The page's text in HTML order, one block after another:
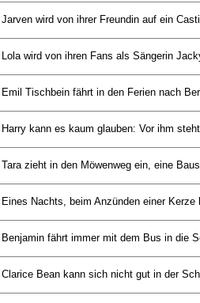
Jarven wird von ihrer Freundin auf ein
Lola wird von ihren Fans als Sängerin
Emil Tischbein fährt in den Ferien nach
Harry kann es kaum glauben: Vor ihm
Tara zieht in den Möwenweg ein, eine
Eines Nachts, beim Anzünden einer
Benjamin fährt immer mit dem Bus in die
Clarice Bean kann sich nicht gut in der